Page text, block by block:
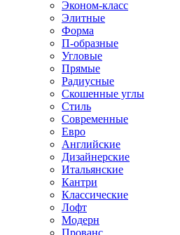
Эконом-класс
Элитные
Форма
П-образные
Угловые
Прямые
Радиусные
Скошенные углы
Стиль
Современные
Евро
Английские
Дизайнерские
Итальянские
Кантри
Классические
Лофт
Модерн
Прованс